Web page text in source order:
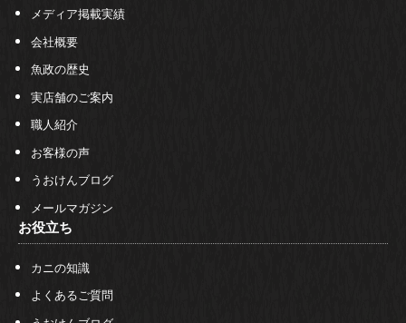
メディア掲載実績
会社概要
魚政の歴史
実店舗のご案内
職人紹介
お客様の声
うおけんブログ
メールマガジン
お役立ち
カニの知識
よくあるご質問